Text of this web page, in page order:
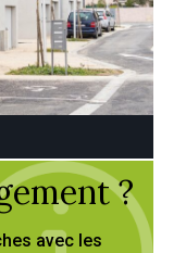
?
avec les